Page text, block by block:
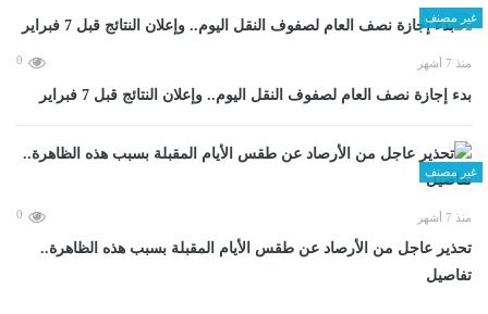
غير مصنف
منذ 7 أشهر 0
بدء إجازة نصف العام لصفوف النقل اليوم.. وإعلان النتائج قبل 7 فبراير
غير مصنف
منذ 7 أشهر 0
تحذير عاجل من الأرصاد عن طقس الأيام المقبلة بسبب هذه الظاهرة..
تفاصيل